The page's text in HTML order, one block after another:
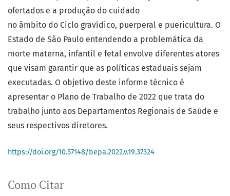
Como Citar
ofertados e a produção do cuidado
no âmbito do Ciclo gravídico, puerperal e puericultura. O
Estado de São Paulo entendendo a problemática da
morte materna, infantil e fetal envolve diferentes atores
que visam garantir que as políticas estaduais sejam
executadas. O objetivo deste informe técnico é
apresentar o Plano de Trabalho de 2022 que trata do
trabalho junto aos Departamentos Regionais de Saúde e
seus respectivos diretores.
https://doi.org/10.57148/bepa.2022.v.19.37324